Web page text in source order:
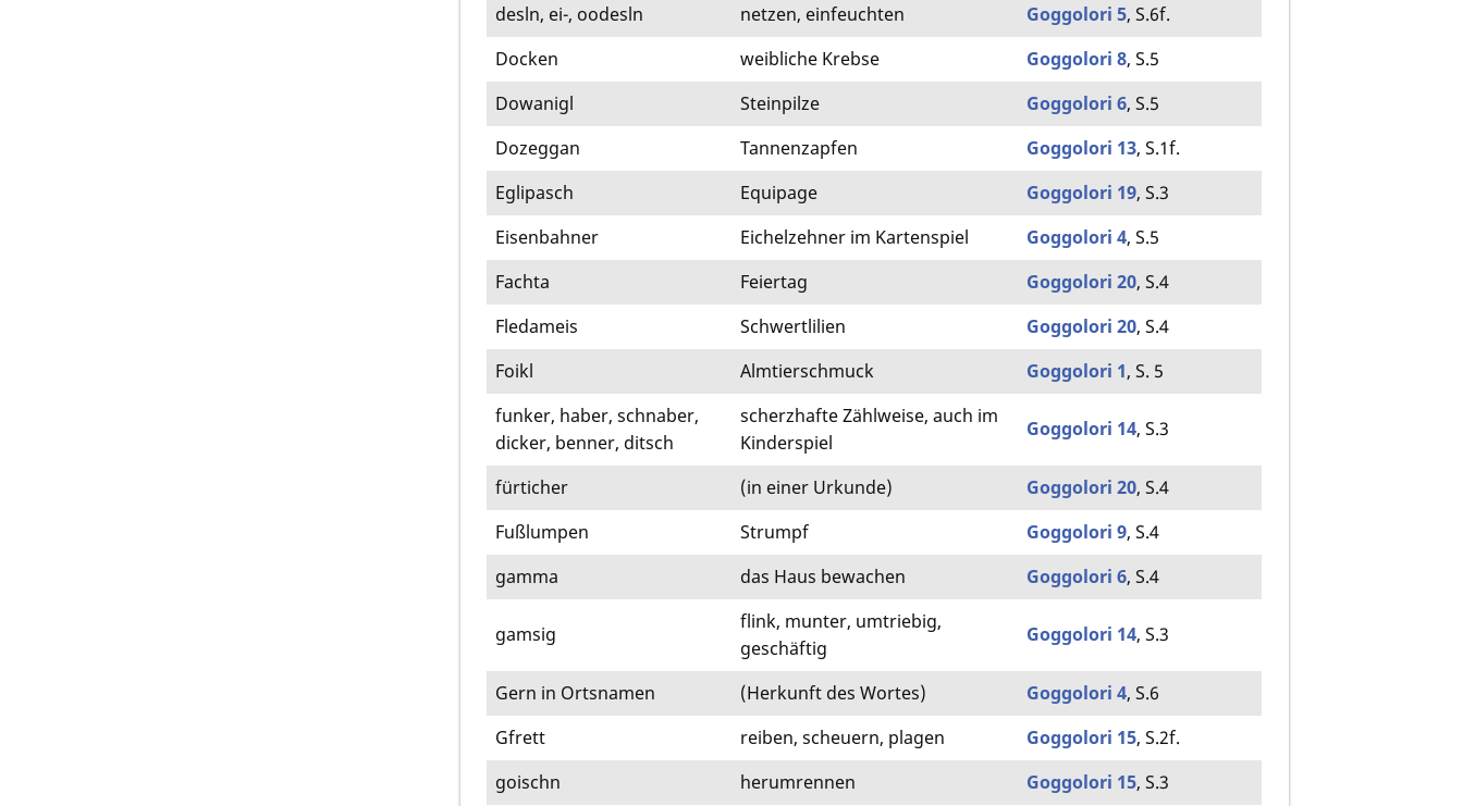
desln, ei-, oodesln
netzen, einfeuchten Goggolori 5, S.6f.
Docken
weibliche Krebse Goggolori 8, S.5
Dowanigl
Steinpilze Goggolori 6, S.5
Dozeggan
Tannenzapfen Goggolori 13, S.1f.
Eglipasch
Equipage Goggolori 19, S.3
Eisenbahner
Eichelzehner im Kartenspiel Goggolori 4, S.5
Fachta
Feiertag Goggolori 20, S.4
Fledameis
Schwertlilien Goggolori 20, S.4
Foikl
Almtierschmuck Goggolori 1, S. 5
funker, haber, schnaber,
dicker, benner, ditsch
scherzhafte Zählweise, auch im
Kinderspiel
Goggolori 14, S.3
fürticher (in einer Urkunde) Goggolori 20, S.4
Fußlumpen
Strumpf Goggolori 9, S.4
gamma
das Haus bewachen Goggolori 6, S.4
gamsig
flink, munter, umtriebig,
geschäftig
Goggolori 14, S.3
Gern in Ortsnamen (Herkunft des Wortes) Goggolori 4, S.6
Gfrett
reiben, scheuern, plagen Goggolori 15, S.2f.
goischn
herumrennen Goggolori 15, S.3